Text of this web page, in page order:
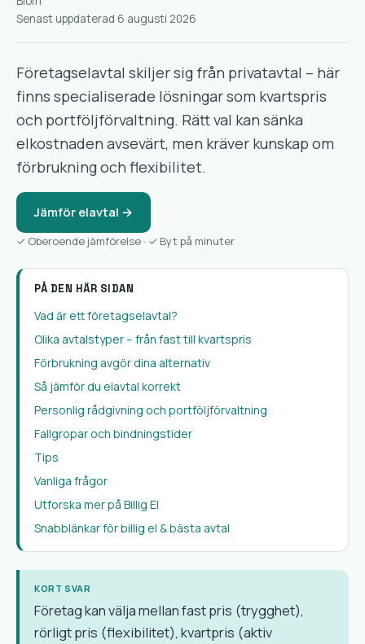
Senast uppdaterad 6 augusti 2026
Företagselavtal skiljer sig från privatavtal – här
finns specialiserade lösningar som kvartspris
och portföljförvaltning. Rätt val kan sänka
elkostnaden avsevärt, men kräver kunskap om
förbrukning och flexibilitet.
Jämför elavtal →
✓ Oberoende jämförelse · ✓ Byt på minuter
PÅ DEN HÄR SIDAN
Vad är ett företagselavtal?
Olika avtalstyper – från fast till kvartspris
Förbrukning avgör dina alternativ
Så jämför du elavtal korrekt
Personlig rådgivning och portföljförvaltning
Fallgropar och bindningstider
Tips
Vanliga frågor
Utforska mer på Billig El
Snabblänkar för billig el & bästa avtal
KORT SVAR
Företag kan välja mellan fast pris (trygghet),
rörligt pris (flexibilitet), kvartpris (aktiv